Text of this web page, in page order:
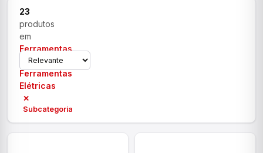
23
produtos
em
Ferramentas
Ferramentas
Elétricas
✕
Subcategoria